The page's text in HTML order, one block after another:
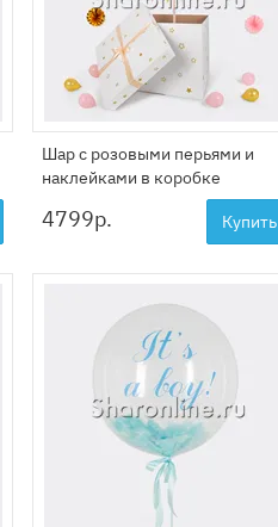
Шар с розовыми перьями и
наклейками в коробке
4799р. Купить